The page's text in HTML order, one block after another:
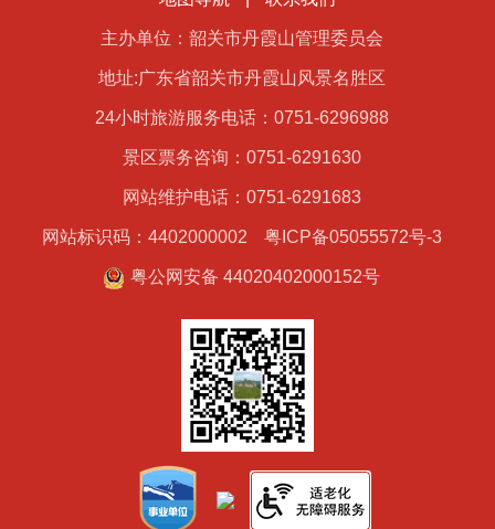
主办单位：韶关市丹霞山管理委员会
地址:广东省韶关市丹霞山风景名胜区
24小时旅游服务电话：0751-6296988
景区票务咨询：0751-6291630
网站维护电话：0751-6291683
网站标识码：4402000002 粤ICP备05055572号-3
粤公网安备 44020402000152号